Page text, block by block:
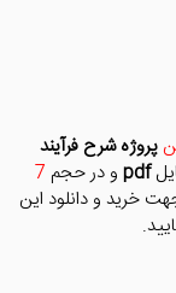
پروژه شرح فرآیند
pdf و در حجم 7
خرید و دانلود این